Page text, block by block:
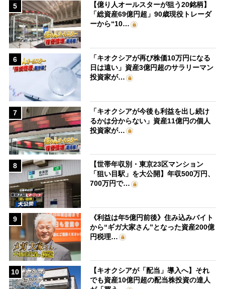
5
【億り人オールスターが狙う20銘柄】
「総資産69億円超」90歳現役トレーダ
ーから“10…
6
「キオクシアが再び株価10万円になる
日は遠い」資産3億円超のサラリーマン
投資家が…
7
「キオクシアが今後も利益を出し続け
るかは分からない」資産11億円の個人
投資家が…
8
【世帯年収別・東京23区マンション
「狙い目駅」を大公開】年収500万円、
700万円で…
9
《利益は年5億円前後》住み込みバイト
から“ギガ大家さん”となった資産200億
円税理…
10
【キオクシアが「配当」導入へ】それ
でも資産10億円超の配当株投資の達人